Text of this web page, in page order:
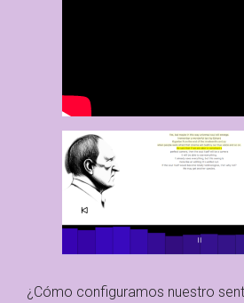
¿Cómo configuramos nuestro